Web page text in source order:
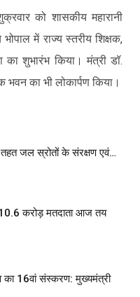
को शासकीय महारानी
भोपाल में राज्य स्तरीय शिक्षक,
का शुभारंभ किया। मंत्री डॉ.
भवन का भी लोकार्पण किया।
तहत जल स्रोतों के संरक्षण एवं…
करोड़ मतदाता आज तय
का 16वां संस्करण: मुख्यमंत्री